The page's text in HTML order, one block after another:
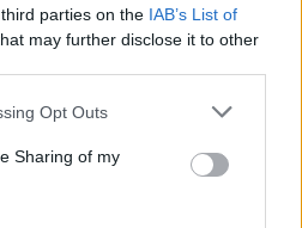
parties on the IAB’s List of
may further disclose it to other
Opt Outs
Sharing of my